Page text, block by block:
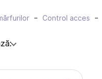
Control acces